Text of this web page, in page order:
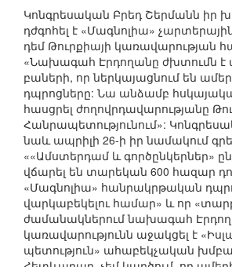
Կոնգրեսական Բրեդ Շերմանն իր
դժգոհել է «Մագնոլիա»
դեմ Թուրքիայի կառավարության
«Նախագահ Էրդողանը ժխտումն է
բաների, որ ներկայացնում են
դպրոցները: Նա անձամբ
հասցրել ժողովրդավարությանը
Հանրապետությունում»:
նաև ապրիլի 26-ի իր նամակում
««Ամստերդամ և գործընկերներ»
վճարել են տարեկան 600 հազար
«Մագնոլիա» հանրակրթական
վարկաբեկելու համար» և որ
ժամանակներում նախագահ
կառավարությունն աջակցել է
պետություն» ահաբեկչական